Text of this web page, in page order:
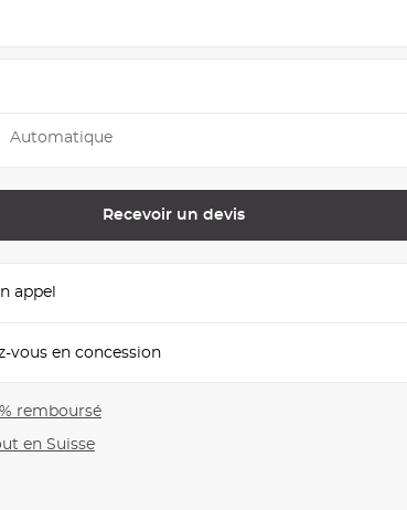
Automatique
Recevoir un devis
appel
vous en concession
remboursé
en Suisse